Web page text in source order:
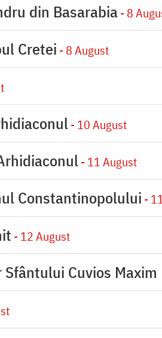
din Basarabia- 8
Cretei - 8 August
- 10 August
- 11 August
Constantinopolului -
- 12 August
Cuvios